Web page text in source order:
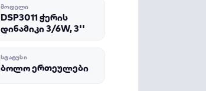
ᲛᲝᲓᲔᲚᲘ
DSP3011 ჭერის
დინამიკი 3/6W, 3''
ᲡᲢᲐᲢᲣᲡᲘ
ბოლო ერთეულები